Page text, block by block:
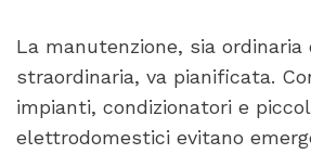
La manutenzione, sia ordinaria
straordinaria, va pianificata.
impianti, condizionatori e
elettrodomestici evitano